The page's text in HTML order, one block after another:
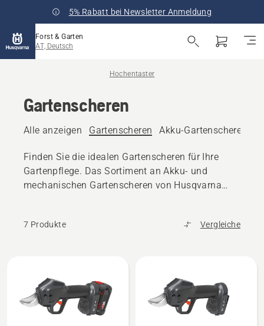
5% Rabatt bei Newsletter Anmeldung
Forst & Garten
AT, Deutsch
Hochentaster
Gartenscheren
Alle anzeigen Gartenscheren Akku-Gartenscheren
Finden Sie die idealen Gartenscheren für Ihre
Gartenpflege. Das Sortiment an Akku- und
mechanischen Gartenscheren von Husqvarna
7 Produkte Vergleiche
Produkte